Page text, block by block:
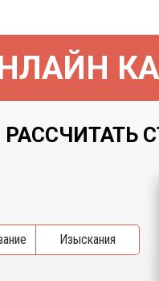
РАССЧИТАТЬ
Изыскания